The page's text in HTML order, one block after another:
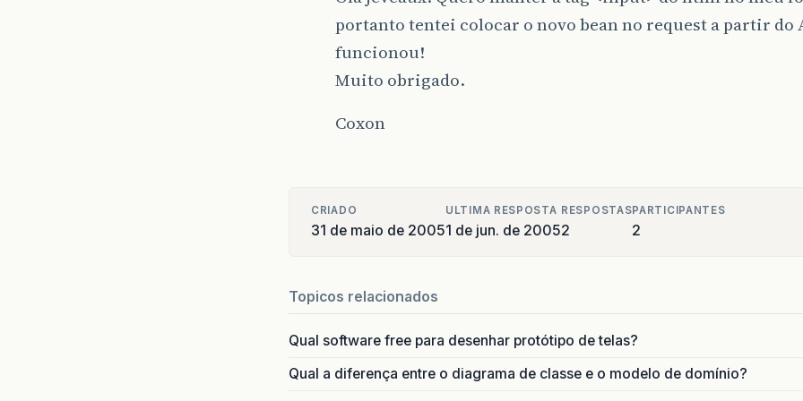
portanto tentei colocar o novo bean no request a partir do
funcionou!
Muito obrigado.
Coxon
CRIADO
31 de maio de 2005
ULTIMA RESPOSTA
1 de jun. de 2005
RESPOSTAS
2
PARTICIPANTES
2
Topicos relacionados
Qual software free para desenhar protótipo de telas?
Qual a diferença entre o diagrama de classe e o modelo de domínio?